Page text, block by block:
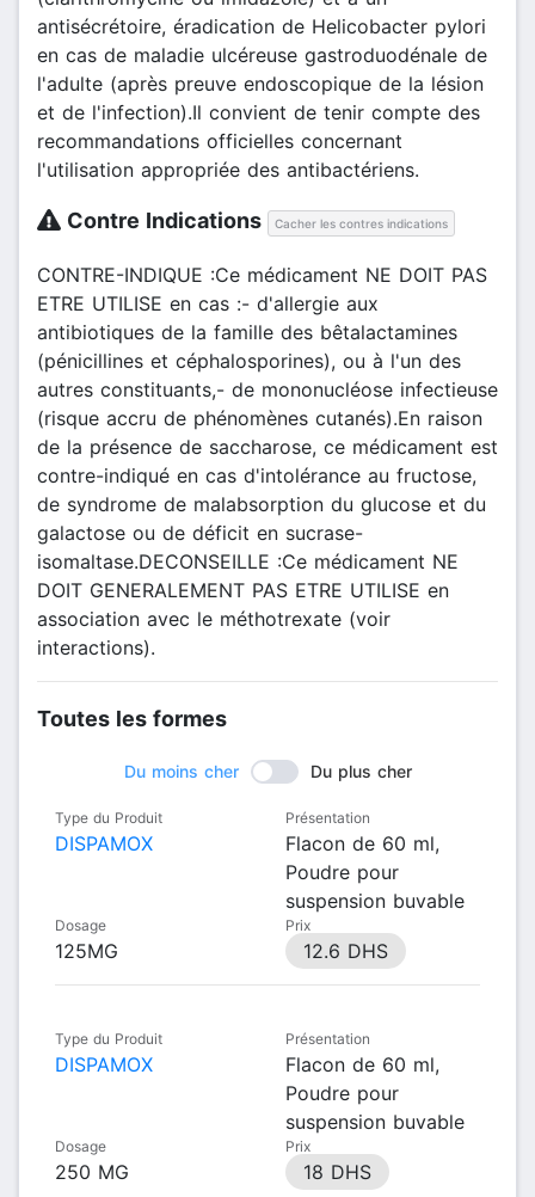
antisécrétoire, éradication de Helicobacter pylori
en cas de maladie ulcéreuse gastroduodénale de
l'adulte (après preuve endoscopique de la lésion
et de l'infection).Il convient de tenir compte des
recommandations officielles concernant
l'utilisation appropriée des antibactériens.
Contre Indications Cacher les contres indications
CONTRE-INDIQUE :Ce médicament NE DOIT PAS
ETRE UTILISE en cas :- d'allergie aux
antibiotiques de la famille des bêtalactamines
(pénicillines et céphalosporines), ou à l'un des
autres constituants,- de mononucléose infectieuse
(risque accru de phénomènes cutanés).En raison
de la présence de saccharose, ce médicament est
contre-indiqué en cas d'intolérance au fructose,
de syndrome de malabsorption du glucose et du
galactose ou de déficit en sucrase-
isomaltase.DECONSEILLE :Ce médicament NE
DOIT GENERALEMENT PAS ETRE UTILISE en
association avec le méthotrexate (voir
interactions).
Toutes les formes
Du moins cher Du plus cher
Type du Produit
DISPAMOX
Présentation
Flacon de 60 ml,
Poudre pour
suspension buvable
Dosage
125MG
Prix
12.6 DHS
Type du Produit
DISPAMOX
Présentation
Flacon de 60 ml,
Poudre pour
suspension buvable
Dosage
250 MG
Prix
18 DHS